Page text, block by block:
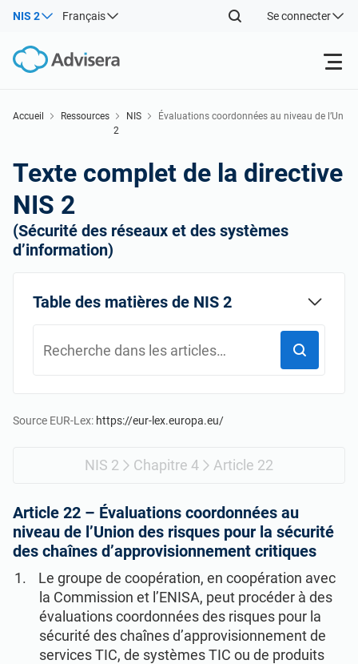
NIS 2 Français Se connecter
DORA
ISO 42001
ISO 9001
ISO 14001
ISO 45001
ISO 13485
RDM UE
Back
Par où commencer
Autre
Industries
Back
Consultants
Entreprises informatiques et SaaS
Fabrication
Transport et distribution
Éducation
Télécommunications
Banque et finance
À propos de nous
Nous contacter
Accueil Ressources
NIS
2
Évaluations coordonnées au niveau de l’Un
Texte complet de la directive
NIS 2
(Sécurité des réseaux et des systèmes
d’information)
Table des matières de NIS 2
Source EUR-Lex: https://eur-lex.europa.eu/
NIS 2 Chapitre 4 Article 22
Article 22 – Évaluations coordonnées au
niveau de l’Union des risques pour la sécurité
des chaînes d’approvisionnement critiques
Le groupe de coopération, en coopération avec
la Commission et l’ENISA, peut procéder à des
évaluations coordonnées des risques pour la
sécurité des chaînes d’approvisionnement de
services TIC, de systèmes TIC ou de produits